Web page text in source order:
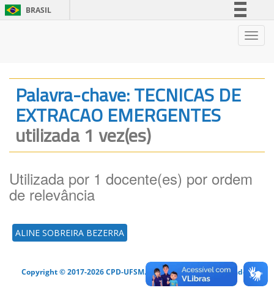
BRASIL
Legislação
Canais
Palavra-chave: TECNICAS DE
EXTRACAO EMERGENTES
utilizada 1 vez(es)
Utilizada por 1 docente(es) por ordem
de relevância
ALINE SOBREIRA BEZERRA
Copyright © 2017-2026 CPD-UFSM. Todos os direitos reservados.